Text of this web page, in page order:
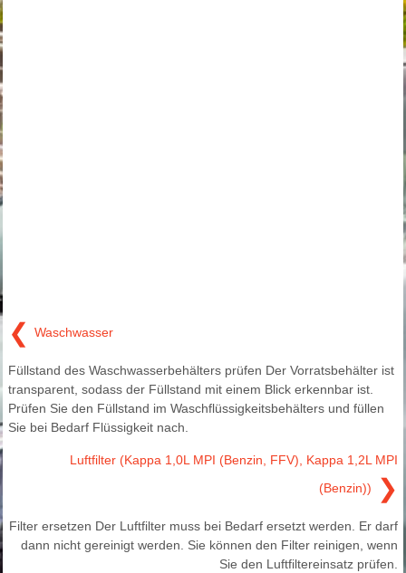
❮ Waschwasser
Füllstand des Waschwasserbehälters prüfen Der Vorratsbehälter ist
transparent, sodass der Füllstand mit einem Blick erkennbar ist.
Prüfen Sie den Füllstand im Waschflüssigkeitsbehälters und füllen
Sie bei Bedarf Flüssigkeit nach.
Luftfilter (Kappa 1,0L MPI (Benzin, FFV), Kappa 1,2L MPI
(Benzin))
❯
Filter ersetzen Der Luftfilter muss bei Bedarf ersetzt werden. Er darf
dann nicht gereinigt werden. Sie können den Filter reinigen, wenn
Sie den Luftfiltereinsatz prüfen.